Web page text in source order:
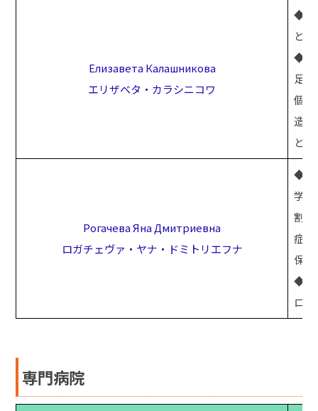
Елизавета Калашникова
エリザベタ・カラシニコワ
◆糖
と
◆子
足
個別
造、
と
Рогачева Яна Дмитриевна
ロガチェヴァ・ヤナ・ドミトリエフナ
◆「
学の
割れ
症。
保存
◆ハ
ロ
専門病院